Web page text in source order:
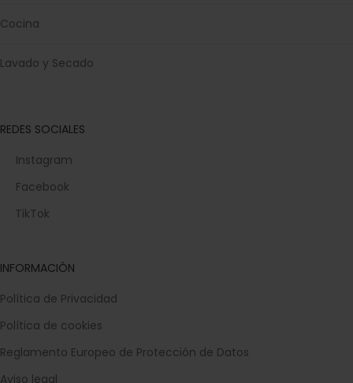
Cocina
Lavado y Secado
REDES SOCIALES
Instagram
Facebook
TikTok
INFORMACIÓN
Política de Privacidad
Política de cookies
Reglamento Europeo de Protección de Datos
Aviso legal